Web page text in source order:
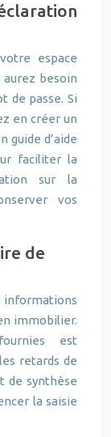
espace
besoin
de passe. Si
en créer un
guide d’aide
faciliter la
sur la
vos
de
immobilier.
est
retards de
de synthèse
la saisie